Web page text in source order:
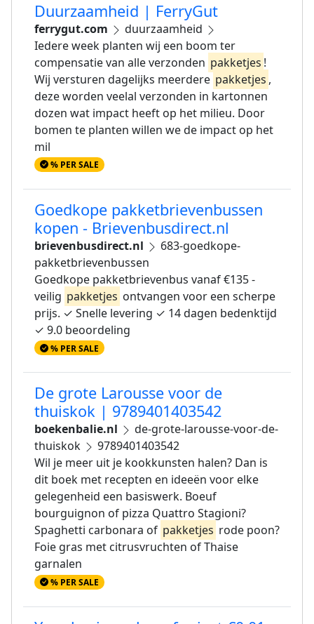
Duurzaamheid | FerryGut
ferrygut.com
duurzaamheid
Iedere week planten wij een boom ter
compensatie van alle verzonden pakketjes !
Wij versturen dagelijks meerdere pakketjes ,
deze worden veelal verzonden in kartonnen
dozen wat impact heeft op het milieu. Door
bomen te planten willen we de impact op het
mil
% PER SALE
Goedkope pakketbrievenbussen
kopen - Brievenbusdirect.nl
brievenbusdirect.nl
683-goedkope-
pakketbrievenbussen
Goedkope pakketbrievenbus vanaf €135 -
veilig pakketjes ontvangen voor een scherpe
prijs. ✓ Snelle levering ✓ 14 dagen bedenktijd
✓ 9.0 beoordeling
% PER SALE
De grote Larousse voor de
thuiskok | 9789401403542
boekenbalie.nl
de-grote-larousse-voor-de-
thuiskok
9789401403542
Wil je meer uit je kookkunsten halen? Dan is
dit boek met recepten en ideeën voor elke
gelegenheid een basiswerk. Boeuf
bourguignon of pizza Quattro Stagioni?
Spaghetti carbonara of pakketjes rode poon?
Foie gras met citrusvruchten of Thaise
garnalen
% PER SALE